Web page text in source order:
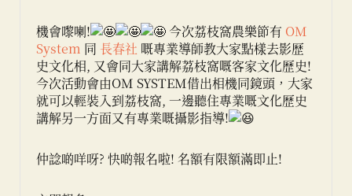
機會嚟喇! 今次荔枝窩農樂節有 OM
System 同 長春社 嘅專業導師教大家點樣去影歷
史文化相, 又會同大家講解荔枝窩嘅客家文化歷史!
今次活動會由OM SYSTEM借出相機同鏡頭，大家
就可以輕裝入到荔枝窩, 一邊聽住專業嘅文化歷史
講解另一方面又有專業嘅攝影指導!
仲諗啲咩呀? 快啲報名啦! 名額有限額滿即止!